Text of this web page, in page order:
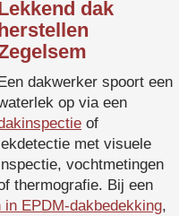
dak
dakwerker spoort een
op via een
of
met visuele
vochtmetingen
thermografie. Bij een
in EPDM-dakbedekking,